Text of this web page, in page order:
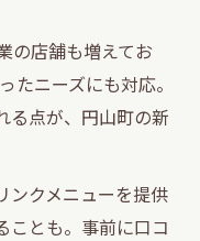
の店舗も増えてお
たニーズにも対応。
る点が、円山町の新
ンクメニューを提供
ことも。事前に口コ